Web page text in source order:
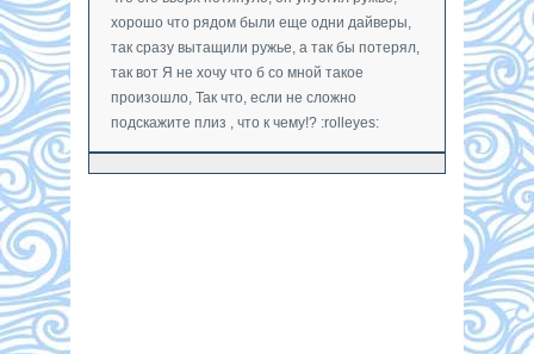
хорошо что рядом были еще одни дайверы,
так сразу вытащили ружье, а так бы потерял,
так вот Я не хочу что б со мной такое
произошло, Так что, если не сложно
подскажите плиз , что к чему!? :rolleyes: